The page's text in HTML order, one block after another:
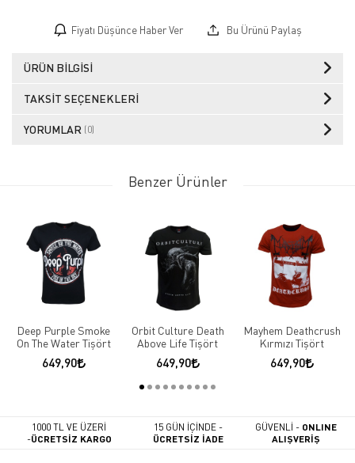
Fiyatı Düşünce Haber Ver Bu Ürünü Paylaş
ÜRÜN BILGISI
TAKSIT SEÇENEKLERI
YORUMLAR (0)
Benzer Ürünler
Deep Purple Smoke
On The Water Tişört
649,90
Orbit Culture Death
Above Life Tişört
649,90
Mayhem Deathcrush
Kırmızı Tişört
649,90
1000 TL VE ÜZERİ
-ÜCRETSİZ KARGO
15 GÜN İÇİNDE -
ÜCRETSİZ İADE
GÜVENLİ - ONLINE
ALIŞVERİŞ